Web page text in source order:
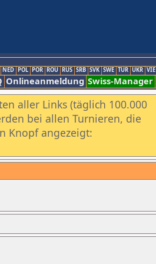
NED POL POR ROU RUS SRB SVK SWE TUR UKR VIE
Onlineanmeldung Swiss-Manager
aller Links (täglich 100.000
bei allen Turnieren, die
Knopf angezeigt: